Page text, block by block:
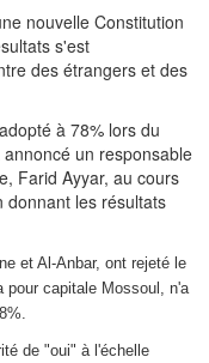
nouvelle Constitution
s'est
des étrangers et des
à 78% lors du
un responsable
Farid Ayyar, au cours
donnant les résultats
et Al-Anbar, ont rejeté le
capitale Mossoul, n'a
de "oui" à l'échelle